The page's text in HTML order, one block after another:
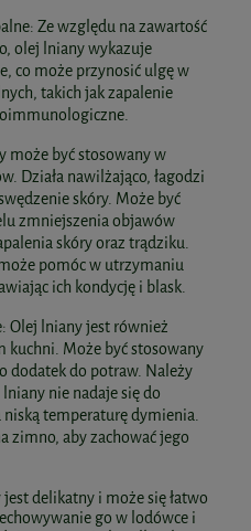
Ze względu na zawartość
olej lniany wykazuje
co może przynosić ulgę w
takich jak zapalenie
może być stosowany w
Działa nawilżająco, łagodzi
skóry. Może być
zmniejszenia objawów
skóry oraz trądziku.
pomóc w utrzymaniu
ich kondycję i blask.
Olej lniany jest również
kuchni. Może być stosowany
dodatek do potraw. Należy
nie nadaje się do
temperaturę dymienia.
zimno, aby zachować jego
delikatny i może się łatwo
go w lodówce i